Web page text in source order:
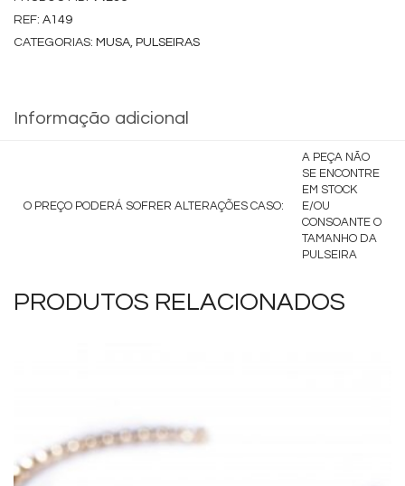
REF: A149
CATEGORIAS: MUSA, PULSEIRAS
Informação adicional
O PREÇO PODERÁ SOFRER ALTERAÇÕES CASO:
A PEÇA NÃO
SE ENCONTRE
EM STOCK
E/OU
CONSOANTE O
TAMANHO DA
PULSEIRA
PRODUTOS RELACIONADOS